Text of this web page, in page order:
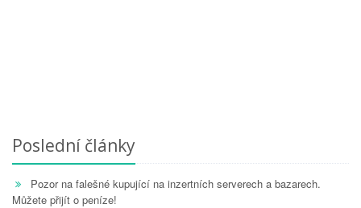
Poslední články
Pozor na falešné kupující na inzertních serverech a bazarech.
Můžete přijít o peníze!